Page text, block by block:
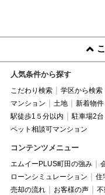
人気条件から探す
こだわり検索 学区から検索
マンション
土地 新着物件
駅徒歩1５分以内
駐車場2台
ペット相談可マンション
コンテンツメニュー
エムイーPLUS町田の強み
ローンシミュレーション
住
売却の流れ
お客様の声 不